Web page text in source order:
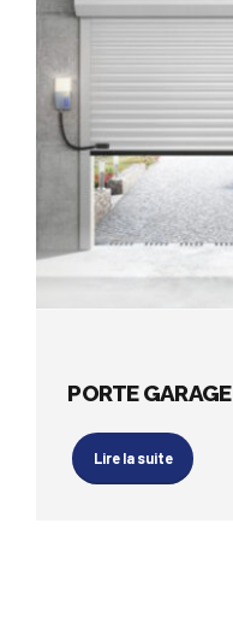
PORTE GARAGE
Lire la suite